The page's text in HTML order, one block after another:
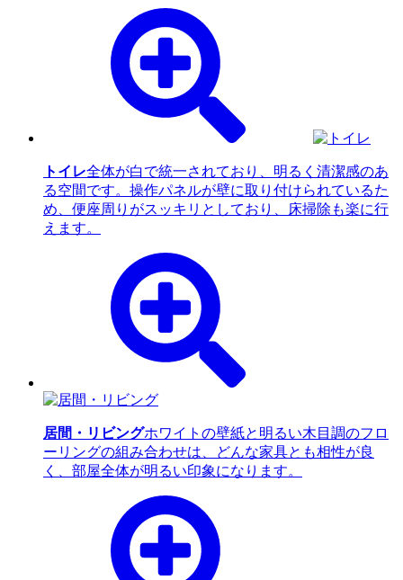
トイレ全体が白で統一されており、明るく清潔感のあ
る空間です。操作パネルが壁に取り付けられているた
め、便座周りがスッキリとしており、床掃除も楽に行
えます。
居間・リビングホワイトの壁紙と明るい木目調のフロ
ーリングの組み合わせは、どんな家具とも相性が良
く、部屋全体が明るい印象になります。